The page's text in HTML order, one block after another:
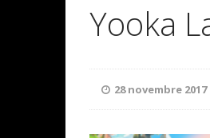
Yooka
28 novembre 2017